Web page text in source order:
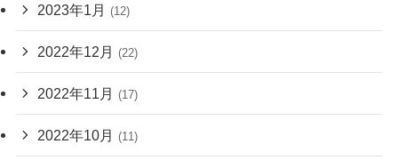
2023年1月 (12)
2022年12月 (22)
2022年11月 (17)
2022年10月 (11)